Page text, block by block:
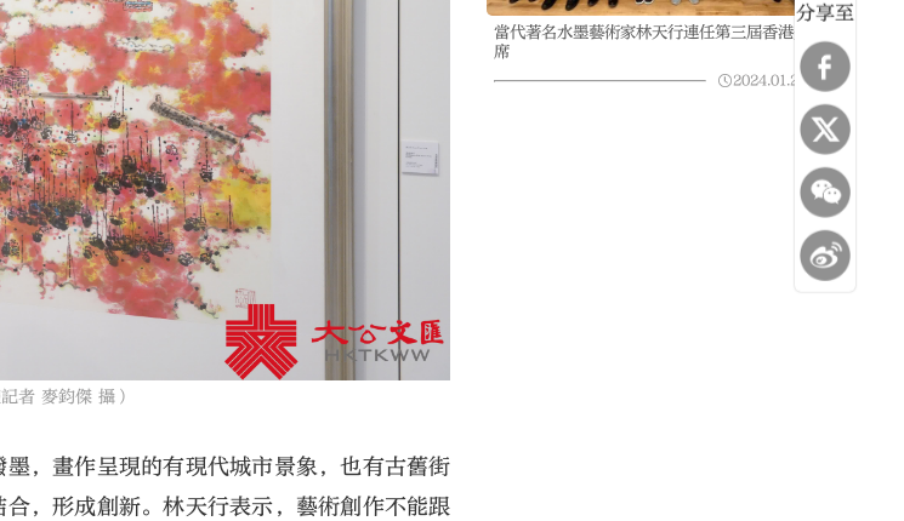
分享至
者 麥鈞傑 攝）
，畫作呈現的有現代城市景象，也有古舊街
，形成創新。林天行表示，藝術創作不能跟
當代著名水墨藝術家林天行連任第三屆香港美協主
席
2024.01.21 09:28